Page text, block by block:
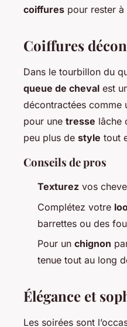
coiffures pour rester
Coiffures
Dans le tourbillon du
queue de cheval est
décontractées comme
pour une tresse lâche
peu plus de style tout
Conseils de pros
Texturez vos
Complétez votre
barrettes ou des
Pour un chignon
tenue tout au long
Élégance et
Les soirées sont